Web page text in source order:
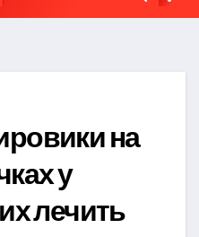
на
у
лечить